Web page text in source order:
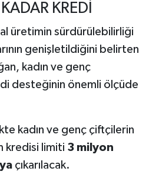
KREDİ
üretimin sürdürülebilirliği
genişletildiğini belirten
kadın ve genç
desteğinin önemli ölçüde
kadın ve genç çiftçilerin
kredisi limiti 3 milyon
çıkarılacak.